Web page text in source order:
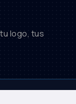
logo, tus